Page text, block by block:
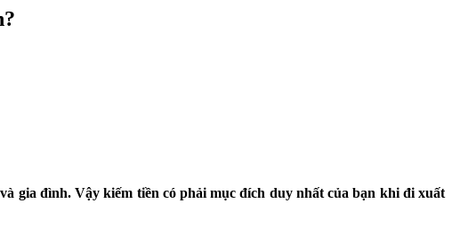
gia đình. Vậy kiếm tiền có phải mục đích duy nhất của bạn khi đi xuất